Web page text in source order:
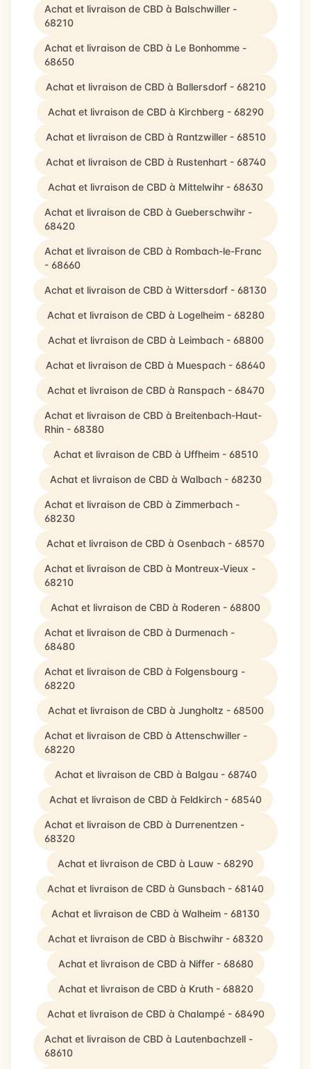
Achat et livraison de CBD à Balschwiller -
68210
Achat et livraison de CBD à Le Bonhomme -
68650
Achat et livraison de CBD à Ballersdorf - 68210
Achat et livraison de CBD à Kirchberg - 68290
Achat et livraison de CBD à Rantzwiller - 68510
Achat et livraison de CBD à Rustenhart - 68740
Achat et livraison de CBD à Mittelwihr - 68630
Achat et livraison de CBD à Gueberschwihr -
68420
Achat et livraison de CBD à Rombach-le-Franc
- 68660
Achat et livraison de CBD à Wittersdorf - 68130
Achat et livraison de CBD à Logelheim - 68280
Achat et livraison de CBD à Leimbach - 68800
Achat et livraison de CBD à Muespach - 68640
Achat et livraison de CBD à Ranspach - 68470
Achat et livraison de CBD à Breitenbach-Haut-
Rhin - 68380
Achat et livraison de CBD à Uffheim - 68510
Achat et livraison de CBD à Walbach - 68230
Achat et livraison de CBD à Zimmerbach -
68230
Achat et livraison de CBD à Osenbach - 68570
Achat et livraison de CBD à Montreux-Vieux -
68210
Achat et livraison de CBD à Roderen - 68800
Achat et livraison de CBD à Durmenach -
68480
Achat et livraison de CBD à Folgensbourg -
68220
Achat et livraison de CBD à Jungholtz - 68500
Achat et livraison de CBD à Attenschwiller -
68220
Achat et livraison de CBD à Balgau - 68740
Achat et livraison de CBD à Feldkirch - 68540
Achat et livraison de CBD à Durrenentzen -
68320
Achat et livraison de CBD à Lauw - 68290
Achat et livraison de CBD à Gunsbach - 68140
Achat et livraison de CBD à Walheim - 68130
Achat et livraison de CBD à Bischwihr - 68320
Achat et livraison de CBD à Niffer - 68680
Achat et livraison de CBD à Kruth - 68820
Achat et livraison de CBD à Chalampé - 68490
Achat et livraison de CBD à Lautenbachzell -
68610